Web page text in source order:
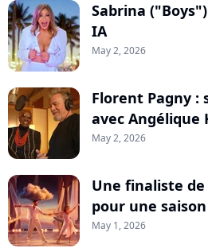
Sabrina
IA
May 2, 2026
Florent Pagny :
avec Angélique
May 2, 2026
Une finaliste
pour une
May 1, 2026